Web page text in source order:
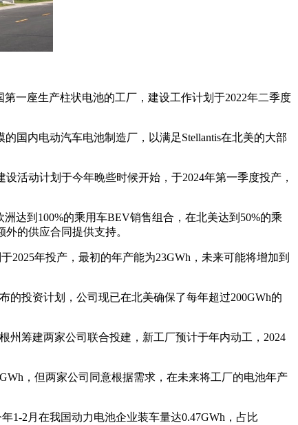
一座生产柱状电池的工厂，建设工作计划于2022年二季度
国内电动汽车电池制造厂，以满足Stellantis在北美的大部
活动计划于今年晚些时候开始，于2024年第一季度投产，
达到100%的乘用车BEV销售组合，在北美达到50%的乘
的供应合同提供支持。
2025年投产，最初的年产能为23GWh，未来可能将增加到
投资计划，公司现已在北美确保了每年超过200GWh的
州筹建两家公司联合投建，新工厂预计于年内动工，2024
，但两家公司同意根据需求，在未来将工厂的电池年产
1-2月在我国动力电池企业装车量达0.47GWh，占比